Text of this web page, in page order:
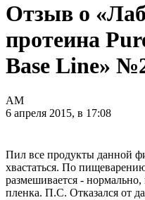
Отзыв о
протеина
Base Line»
АМ
6 апреля 2015, в 17:08
Пил все продукты данной
хвастаться. По
размешивается - нормально,
пленка. П.С. Отказался от